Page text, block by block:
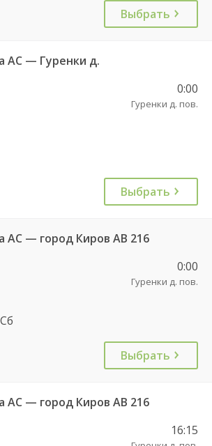
Выбрать
АС — Гуренки д.
0:00
Гуренки д. пов.
Выбрать
АС — город Киров АВ 216
0:00
Гуренки д. пов.
Выбрать
АС — город Киров АВ 216
16:15